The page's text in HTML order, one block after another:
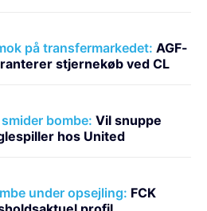
på transfermarkedet: AGF-
stjernekøb ved CL
bombe: Vil snuppe
hos United
under opsejling: FCK